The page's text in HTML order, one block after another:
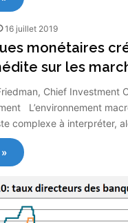
16 juillet 2019
monétaires
sur les
Chief Investment
L’environnement
complexe à interpréter,